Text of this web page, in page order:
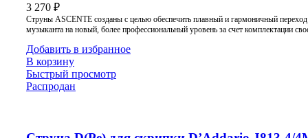
3 270 ₽
Струны ASCENTE созданы с целью обеспечить плавный и гармоничный переход
музыканта на новый, более профессиональный уровень за счет комплектации
Добавить в избранное
В корзину
Быстрый просмотр
Распродан